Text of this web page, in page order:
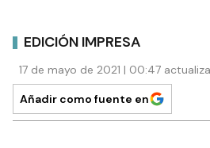
EDICIÓN IMPRESA
17 de mayo de 2021 | 00:47
Añadir como fuente en